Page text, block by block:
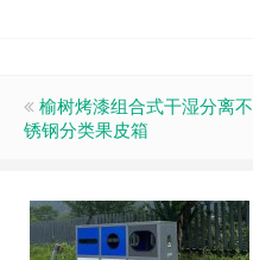
榆树烤漆组合式干湿分离不
锈钢分类果皮箱